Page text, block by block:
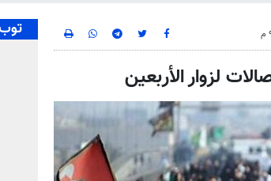
لزوار الأربعين